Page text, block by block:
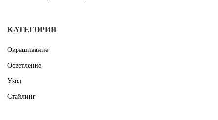
КАТЕГОРИИ
Окрашивание
Осветление
Уход
Стайлинг